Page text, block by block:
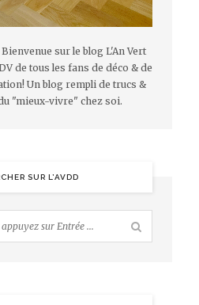
sur le blog L'An Vert
de tous les fans de déco & de
Un blog rempli de trucs &
"mieux-vivre" chez soi.
SUR L’AVDD